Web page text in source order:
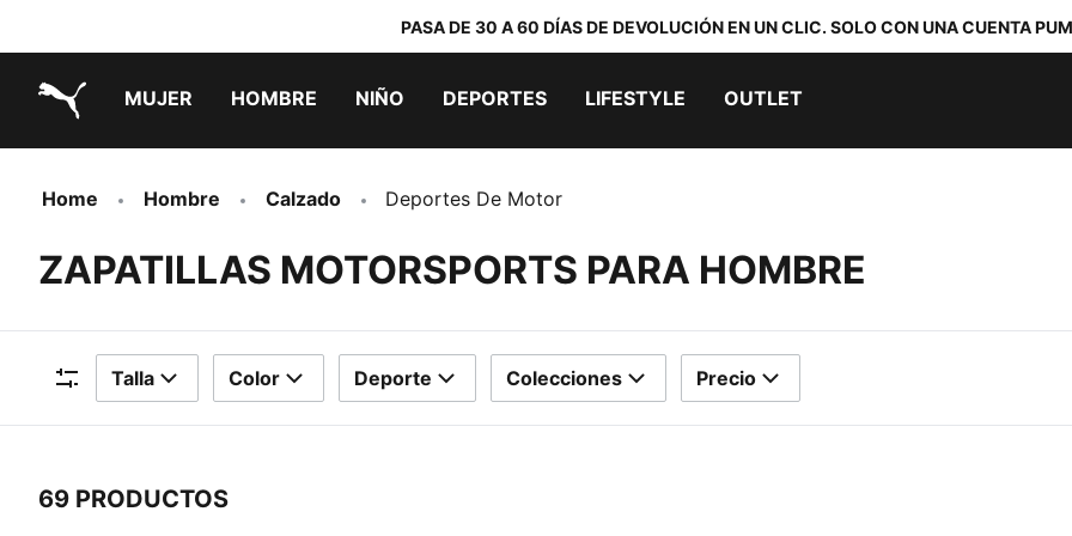
PASA DE 30 A 60 DÍAS DE DEVOLUCIÓN EN UN CLIC. SOLO CON UNA CUENTA
MUJER HOMBRE NIÑO DEPORTES LIFESTYLE OUTLET
Home Hombre Calzado Deportes De Motor
ZAPATILLAS MOTORSPORTS PARA HOMBRE
Filtros
Talla Color Deporte Colecciones Precio
69 PRODUCTOS